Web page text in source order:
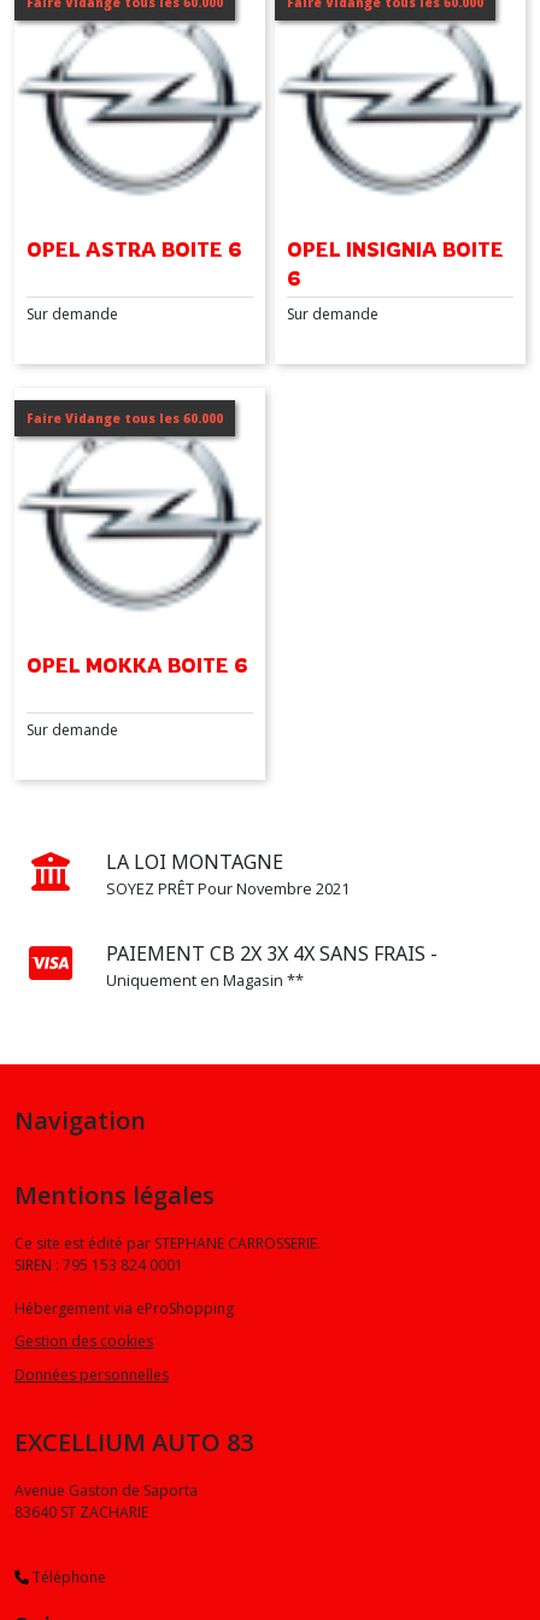
OPEL ASTRA BOITE 6
Sur demande
OPEL INSIGNIA BOITE
6
Sur demande
Faire Vidange tous les 60.000
OPEL MOKKA BOITE 6
Sur demande
LA LOI MONTAGNE
SOYEZ PRÊT Pour Novembre 2021
PAIEMENT CB 2X 3X 4X SANS FRAIS -
Uniquement en Magasin **
(1)
INSIGNIA
(1)
résultats
Navigation
Mentions légales
Ce site est édité par STEPHANE CARROSSERIE.
SIREN : 795 153 824 0001
Hébergement via eProShopping
Gestion des cookies
Données personnelles
EXCELLIUM AUTO 83
Avenue Gaston de Saporta
83640 ST ZACHARIE
Téléphone